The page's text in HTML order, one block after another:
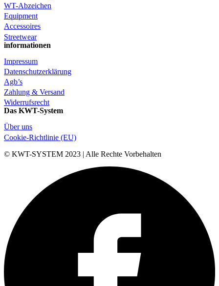
WT-Abzeichen
Equipment
Accessoires
Streetwear
informationen
Impressum
Datenschutzerklärung
Agb’s
Zahlung & Versand
Widerrufsrecht
Das KWT-System
Über uns
Cookie-Richtlinie (EU)
© KWT-SYSTEM 2023 | Alle Rechte Vorbehalten